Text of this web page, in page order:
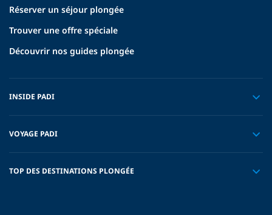
Réserver un séjour plongée
Trouver une offre spéciale
Découvrir nos guides plongée
INSIDE PADI
VOYAGE PADI
TOP DES DESTINATIONS PLONGÉE